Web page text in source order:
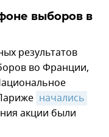
выборов в
результатов
во Франции,
начались
акции были